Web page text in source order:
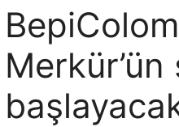
Merkür’ün